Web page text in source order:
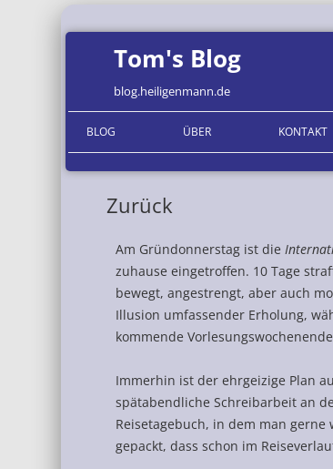
Tom's Blog
blog.heiligenmann.de
BLOG ÜBER
ORGANISATIONEN
KONTAKT
Zurück
Am Gründonnerstag ist die
zuhause eingetroffen. 10 Tage
bewegt, angestrengt, aber auch
Illusion umfassender Erholung,
kommende
Immerhin ist der ehrgeizige Plan
spätabendliche Schreibarbeit an
Reisetagebuch, in dem man
gepackt, dass schon im